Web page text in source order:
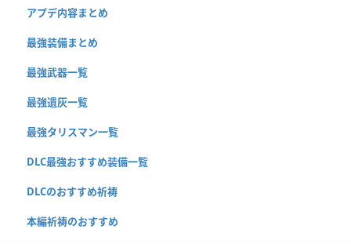
アプデ内容まとめ
最強装備まとめ
最強武器一覧
最強遺灰一覧
最強タリスマン一覧
DLC最強おすすめ装備一覧
DLCのおすすめ祈祷
本編祈祷のおすすめ